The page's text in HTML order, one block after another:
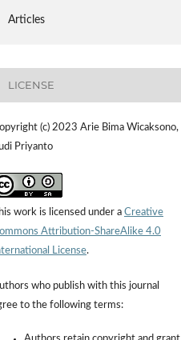
Articles
LICENSE
(c) 2023 Arie Bima Wicaksono,
Priyanto
work is licensed under a Creative
Attribution-ShareAlike 4.0
License.
who publish with this journal
to the following terms: